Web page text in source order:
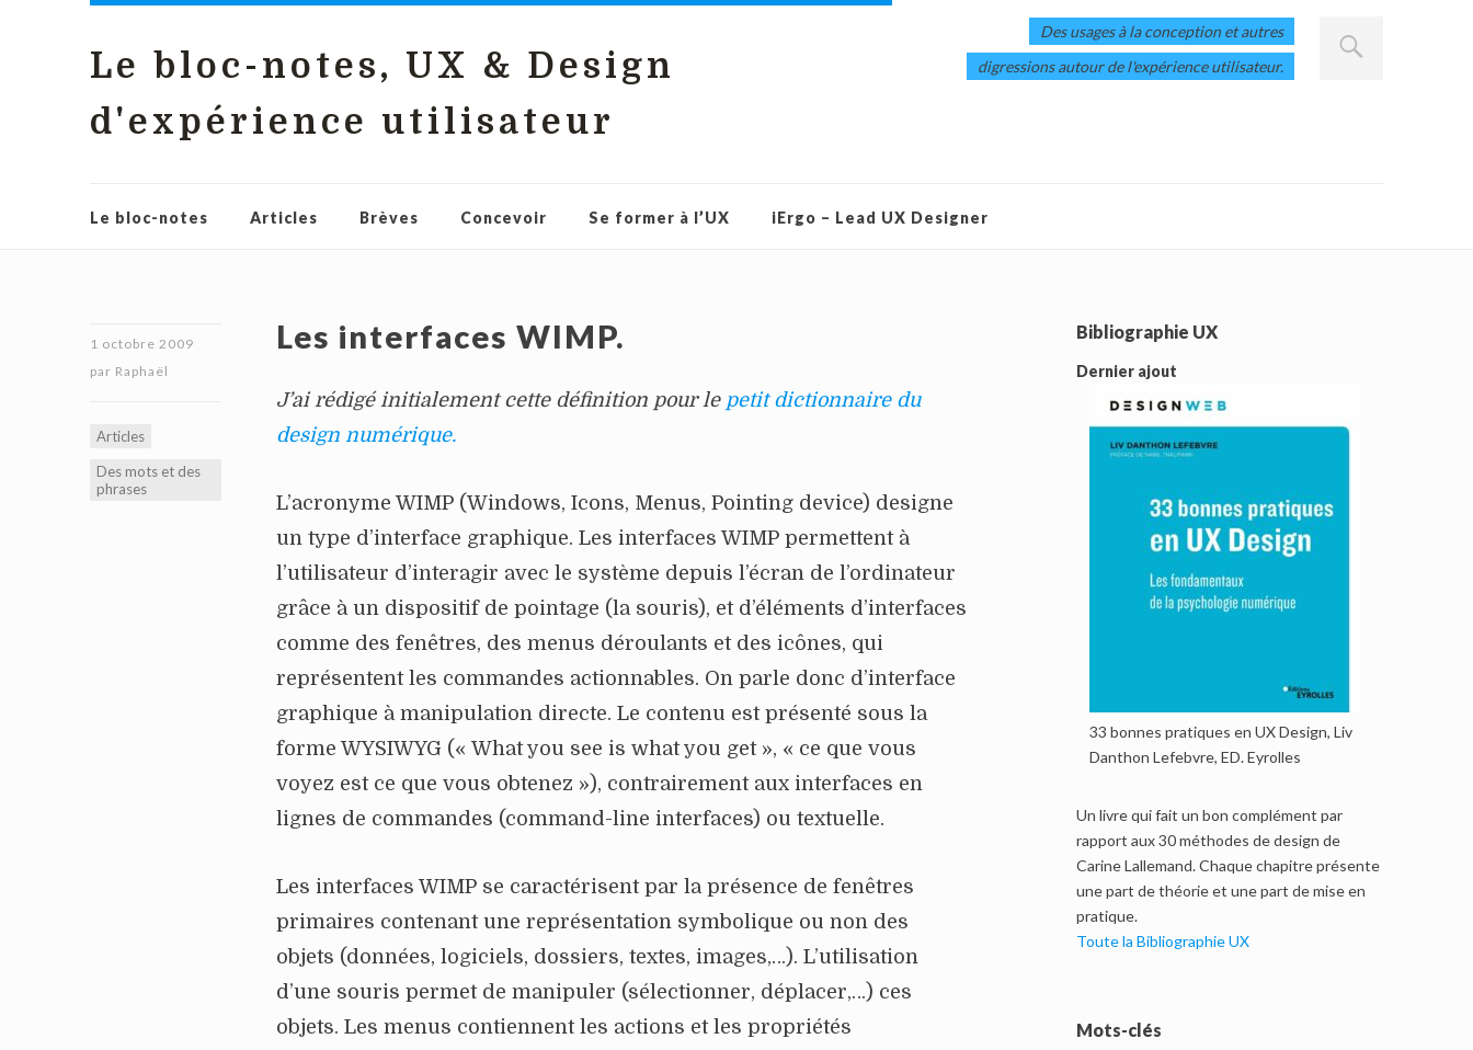
Le bloc-notes, UX & Design
d'expérience utilisateur
Des usages à la conception et autres
digressions autour de l'expérience utilisateur.
Le bloc-notes Articles Brèves Concevoir Se former à l’UX iErgo – Lead UX Designer
1 octobre 2009
par Raphaël
Articles
Des mots et des
phrases
Les interfaces WIMP.
J’ai rédigé initialement cette définition pour le petit dictionnaire du
design numérique.
L’acronyme WIMP (Windows, Icons, Menus, Pointing device) designe
un type d’interface graphique. Les interfaces WIMP permettent à
l’utilisateur d’interagir avec le système depuis l’écran de l’ordinateur
grâce à un dispositif de pointage (la souris), et d’éléments d’interfaces
comme des fenêtres, des menus déroulants et des icônes, qui
représentent les commandes actionnables. On parle donc d’interface
graphique à manipulation directe. Le contenu est présenté sous la
forme WYSIWYG (« What you see is what you get », « ce que vous
voyez est ce que vous obtenez »), contrairement aux interfaces en
lignes de commandes (command-line interfaces) ou textuelle.
Les interfaces WIMP se caractérisent par la présence de fenêtres
primaires contenant une représentation symbolique ou non des
objets (données, logiciels, dossiers, textes, images,…). L’utilisation
d’une souris permet de manipuler (sélectionner, déplacer,…) ces
objets. Les menus contiennent les actions et les propriétés
Bibliographie UX
Dernier ajout
33 bonnes pratiques en UX Design, Liv
Danthon Lefebvre, ED. Eyrolles
Un livre qui fait un bon complément par
rapport aux 30 méthodes de design de
Carine Lallemand. Chaque chapitre présente
une part de théorie et une part de mise en
pratique.
Toute la Bibliographie UX
Mots-clés